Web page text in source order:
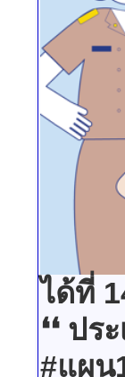
ได้ที่
❛❛ ป
#แผน